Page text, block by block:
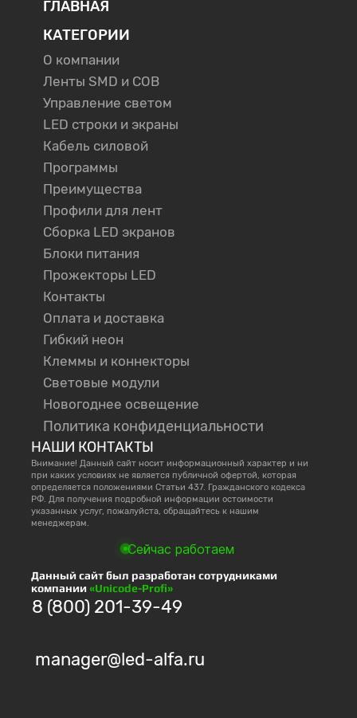
ГЛАВНАЯ
КАТЕГОРИИ
О компании
Ленты SMD и COB
Управление светом
LED строки и экраны
Кабель силовой
Программы
Преимущества
Профили для лент
Сборка LED экранов
Блоки питания
Прожекторы LED
Контакты
Оплата и доставка
Гибкий неон
Клеммы и коннекторы
Световые модули
Новогоднее освещение
Политика конфиденциальности
НАШИ КОНТАКТЫ
Внимание! Данный сайт носит информационный характер и ни
при каких условиях не является публичной офертой, которая
определяется положениями Статьи 437. Гражданского кодекса
РФ. Для получения подробной информации остоимости
указанных услуг, пожалуйста, обращайтесь к нашим
менеджерам.
Сейчас работаем
Данный сайт был разработан сотрудниками
компании «Unicode-Profi»
8 (800) 201-39-49
manager@led-alfa.ru